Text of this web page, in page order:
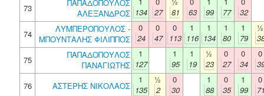
73
ΠΑΠΑΔΟΠΟΥΛΟΣ
ΑΛΕΞΑΝΔΡΟΣ 134
27
81
63
99
77
32
74
ΛΥΜΠΕΡΟΠΟΥΛΟΣ -
ΜΠΟΥΝΤΑΛΗΣ ΦΙΛΙΠΠΟΣ
0
24
0
47
0
113
1
116
1
134
1
80
1
79
½
75
ΠΑΠΑΔΟΠΟΥΛΟΣ
ΠΑΝΑΓΙΩΤΗΣ
1
127
1
95
1
19
½
23
0
27
0
34
0
76
ΑΣΤΕΡΗΣ ΝΙΚΟΛΑΟΣ
1
135
½
2
0
30
1
88
0
35
1
99
0